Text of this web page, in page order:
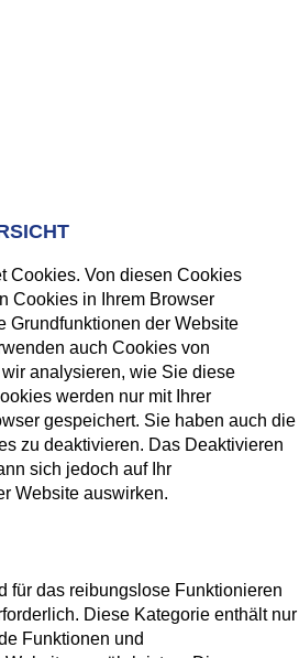
Cookies. Von diesen Cookies
Cookies in Ihrem Browser
Grundfunktionen der Website
auch Cookies von
analysieren, wie Sie diese
werden nur mit Ihrer
gespeichert. Sie haben auch die
zu deaktivieren. Das Deaktivieren
sich jedoch auf Ihr
Website auswirken.
für das reibungslose Funktionieren
Diese Kategorie enthält nur
Funktionen und